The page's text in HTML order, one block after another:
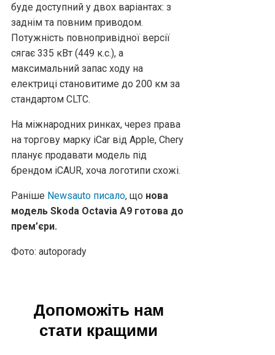
буде доступний у двох варіантах: з
заднім та повним приводом.
Потужність повнопривідної версії
сягає 335 кВт (449 к.с.), а
максимальний запас ходу на
електриці становитиме до 200 км за
стандартом CLTC.
На міжнародних ринках, через права
на торгову марку iCar від Apple, Chery
планує продавати модель під
брендом iCAUR, хоча логотипи схожі.
Раніше Newsauto писало, що нова
модель Skoda Octavia A9 готова до
прем’єри.
Фото: autoporady
Допоможіть нам
стати кращими